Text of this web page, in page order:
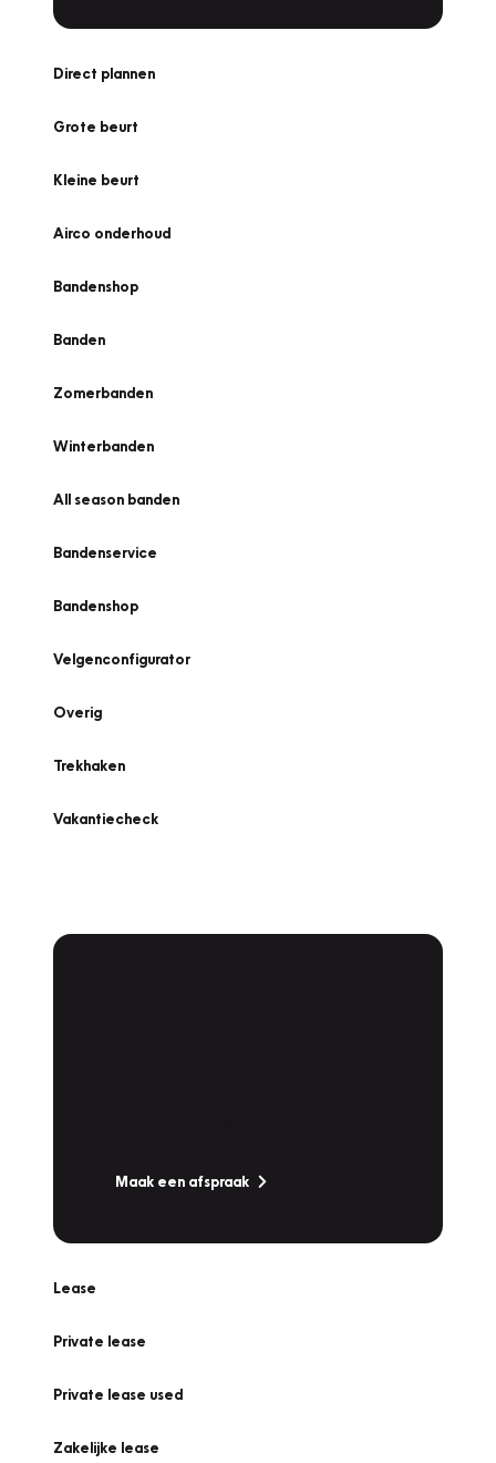
Direct plannen
Grote beurt
Kleine beurt
Airco onderhoud
Bandenshop
Banden
Zomerbanden
Winterbanden
All season banden
Bandenservice
Bandenshop
Velgenconfigurator
Overig
Trekhaken
Vakantiecheck
Maak een afspraak
Lease
Private lease
Private lease used
Zakelijke lease